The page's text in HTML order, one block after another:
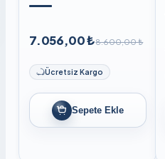
7.056,00 ₺8.600,00 ₺
Ücretsiz Kargo
Sepete Ekle